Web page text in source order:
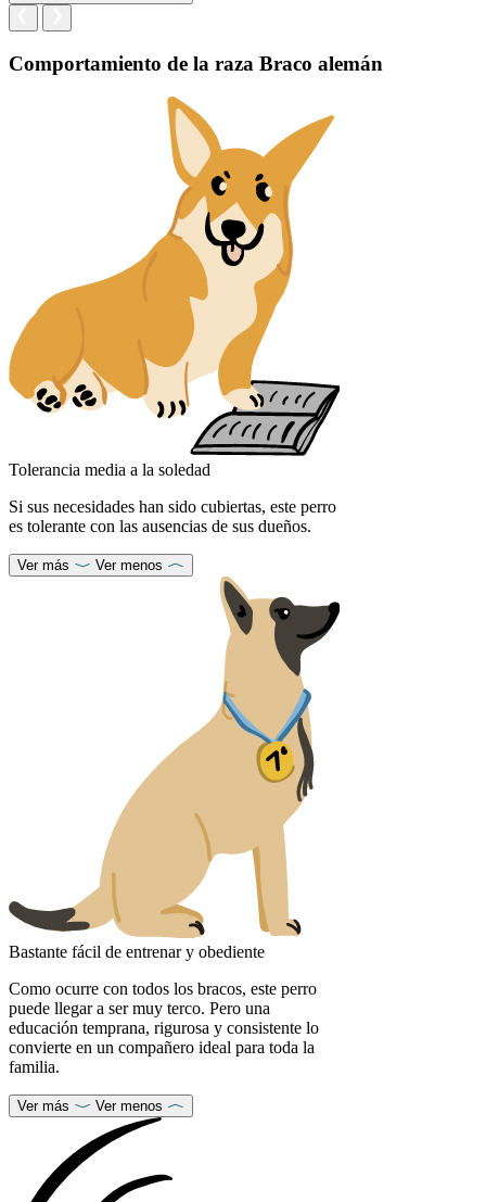
Comportamiento de la raza Braco alemán
Tolerancia media a la soledad
Si sus necesidades han sido cubiertas, este perro
es tolerante con las ausencias de sus dueños.
Ver más Ver menos
Bastante fácil de entrenar y obediente
Como ocurre con todos los bracos, este perro
puede llegar a ser muy terco. Pero una
educación temprana, rigurosa y consistente lo
convierte en un compañero ideal para toda la
familia.
Ver más Ver menos